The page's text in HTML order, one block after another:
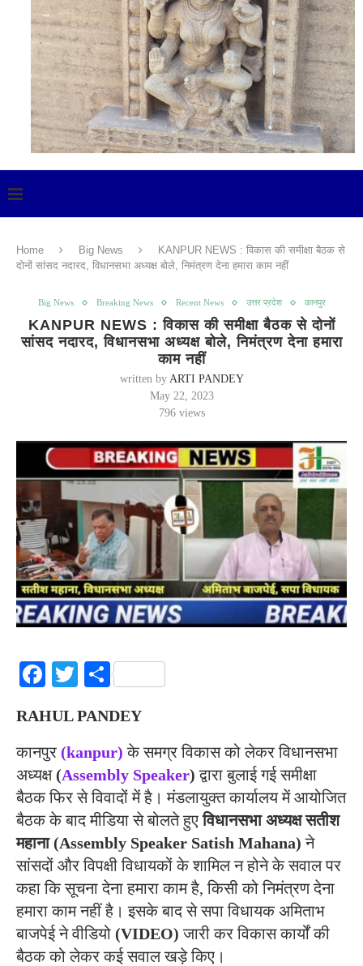
Home Big News
KANPUR NEWS : विकास की समीक्षा बैठक से
दोनों सांसद नदारद, विधानसभा अध्यक्ष बोले, निमंत्रण देना हमारा काम नहीं
Big News Breaking News Recent News उत्तर प्रदेश कानपुर
KANPUR NEWS : विकास की समीक्षा बैठक से दोनों
सांसद नदारद, विधानसभा अध्यक्ष बोले, निमंत्रण देना हमारा
काम नहीं
written by ARTI PANDEY
May 22, 2023
796views
Facebook
TwitterShare
RAHUL PANDEY
कानपुर (kanpur) के समग्र विकास को लेकर विधानसभा
अध्यक्ष (Assembly Speaker)द्वारा बुलाई गई समीक्षा
बैठक फिर से विवादों में है। मंडलायुक्त कार्यालय में आयोजित
बैठक के बाद मीडिया से बोलते हुएविधानसभा अध्यक्ष सतीश
महाना (Assembly Speaker Satish Mahana) ने
सांसदों और विपक्षी विधायकों के शामिल न होने के सवाल पर
कहा कि सूचना देना हमारा काम है, किसी को निमंत्रण देना
हमारा काम नहीं है। इसके बाद से सपा विधायक अमिताभ
बाजपेई ने वीडियो (VIDEO)जारी कर विकास कार्यों की
बैठक को लेकर कई सवाल खड़े किए।